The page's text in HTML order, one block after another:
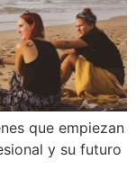
que empiezan
y su futuro